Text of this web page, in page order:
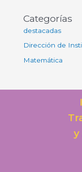
Categorías
destacadas
Dirección de
Matemática
y